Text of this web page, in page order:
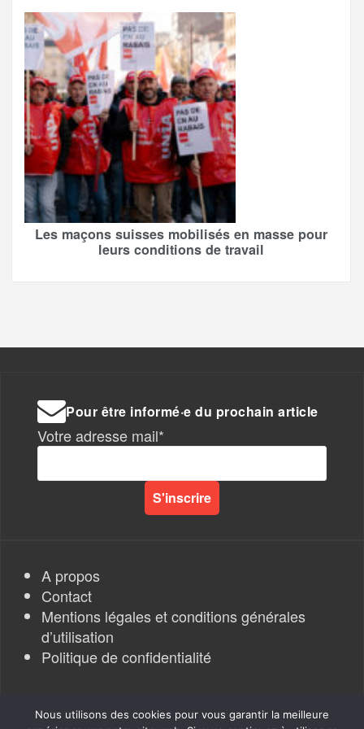
Les maçons suisses mobilisés en masse pour
leurs conditions de travail
Pour être informé·e du prochain article
Votre adresse mail*
A propos
Contact
Mentions légales et conditions générales
d’utilisation
Politique de confidentialité
Nous utilisons des cookies pour vous garantir la meilleure